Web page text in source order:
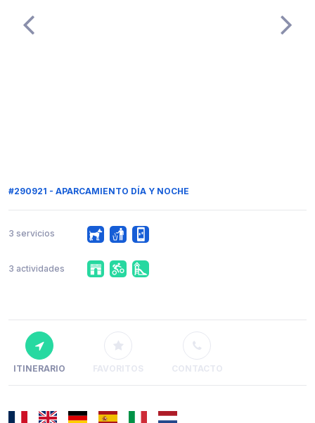
#290921 - APARCAMIENTO DÍA Y NOCHE
3 servicios
3 actividades
ITINERARIO FAVORITOS CONTACTO